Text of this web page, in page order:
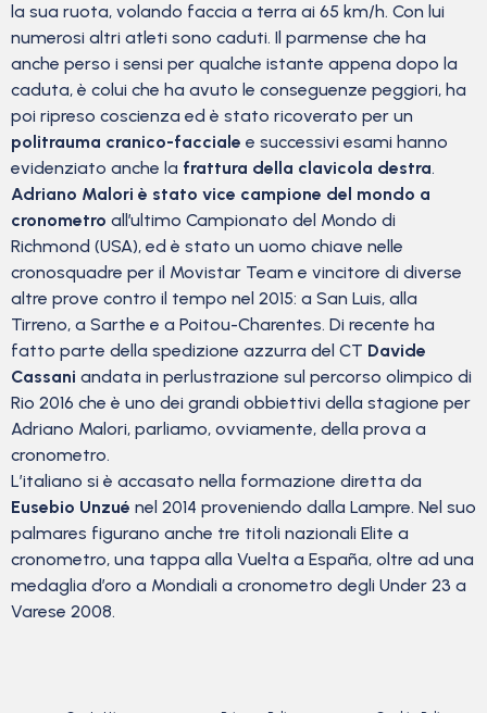
la sua ruota, volando faccia a terra ai 65 km/h. Con lui
numerosi altri atleti sono caduti. Il parmense che ha
anche perso i sensi per qualche istante appena dopo la
caduta, è colui che ha avuto le conseguenze peggiori, ha
poi ripreso coscienza ed è stato ricoverato per un
politrauma cranico-facciale e successivi esami hanno
evidenziato anche la frattura della clavicola destra.
Adriano Malori è stato vice campione del mondo a
cronometro all’ultimo Campionato del Mondo di
Richmond (USA), ed è stato un uomo chiave nelle
cronosquadre per il Movistar Team e vincitore di diverse
altre prove contro il tempo nel 2015: a San Luis, alla
Tirreno, a Sarthe e a Poitou-Charentes. Di recente ha
fatto parte della spedizione azzurra del CT Davide
Cassani andata in perlustrazione sul percorso olimpico di
Rio 2016 che è uno dei grandi obbiettivi della stagione per
Adriano Malori, parliamo, ovviamente, della prova a
cronometro.
L’italiano si è accasato nella formazione diretta da
Eusebio Unzué nel 2014 proveniendo dalla Lampre. Nel suo
palmares figurano anche tre titoli nazionali Elite a
cronometro, una tappa alla Vuelta a España, oltre ad una
medaglia d’oro a Mondiali a cronometro degli Under 23 a
Varese 2008.